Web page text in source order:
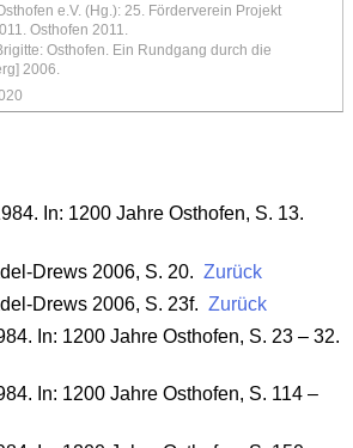
e.V. (Hg.): 25. Förderverein Projekt
Osthofen 2011.
Osthofen. Ein Rundgang durch die
2006.
In: 1200 Jahre Osthofen, S. 13.
Drews 2006, S. 20. Zurück
Drews 2006, S. 23f. Zurück
In: 1200 Jahre Osthofen, S. 23 – 32.
In: 1200 Jahre Osthofen, S. 114 –